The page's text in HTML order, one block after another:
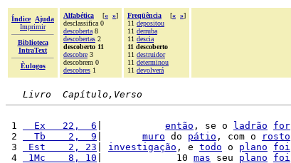
Índice
Ajuda
Imprimir
Biblioteca
IntraText
Èulogos
Alfabética [« »]
desclassifica 0
descoberta 8
descobertas 2
descoberto 11
descobre 3
descobrem 0
descobres 1
Freqüência [« »]
11 depositou
11 derruba
11 descia
11 descoberto
11 destruidor
11 determinou
11 devolverá
Livro  Capítulo,Verso
1
  Ex   22,  6
então , se o ladrão for
2
  Tb    2,  9
muro do pátio , com o rosto
3
Est    2, 23 investigação , e todo o plano foi
4
1Mc    8, 10 |             10 mas seu plano foi